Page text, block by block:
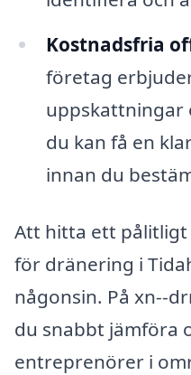
Kostnadsfria
företag
uppskattningar
du kan få en
innan du
Att hitta ett
för dränering i
någonsin. På xn--
du snabbt jämföra
entreprenörer i